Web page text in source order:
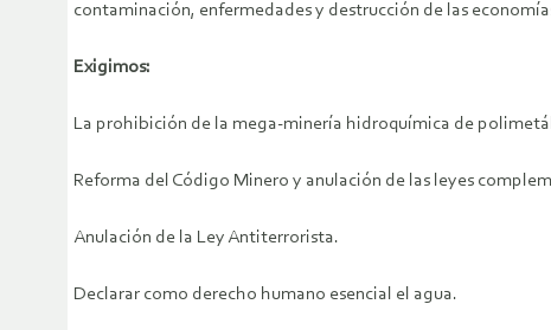
contaminación, enfermedades y destrucción de las
Exigimos:
La prohibición de la mega-minería hidroquímica de
Reforma del Código Minero y anulación de las leyes
Anulación de la Ley Antiterrorista.
Declarar como derecho humano esencial el agua.